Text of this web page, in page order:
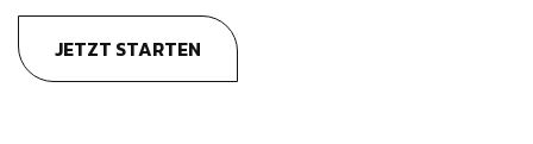
JETZT STARTEN